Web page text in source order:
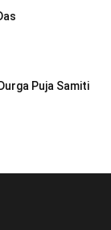
Puja Samiti